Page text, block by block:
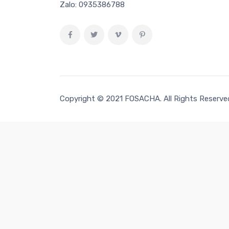
Zalo: 0935386788
Copyright © 2021 FOSACHA. All Rights